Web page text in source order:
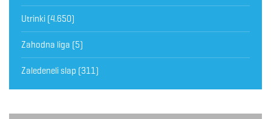
Utrinki (4.650)
Zahodna liga (5)
Zaledeneli slap (311)